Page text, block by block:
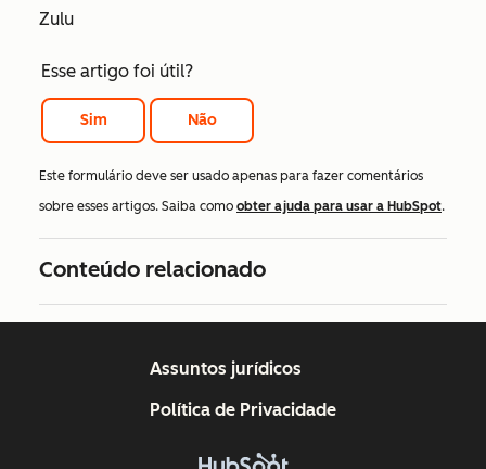
Zulu
Esse artigo foi útil?
Sim Não
Este formulário deve ser usado apenas para fazer comentários
sobre esses artigos. Saiba como obter ajuda para usar a HubSpot.
Conteúdo relacionado
Assuntos jurídicos
Política de Privacidade